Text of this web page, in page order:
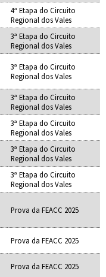
4ª Etapa do Circuito
Regional dos Vales
3ª Etapa do Circuito
Regional dos Vales
3ª Etapa do Circuito
Regional dos Vales
3ª Etapa do Circuito
Regional dos Vales
3ª Etapa do Circuito
Regional dos Vales
3ª Etapa do Circuito
Regional dos Vales
3ª Etapa do Circuito
Regional dos Vales
Prova da FEACC 2025
Prova da FEACC 2025
Prova da FEACC 2025